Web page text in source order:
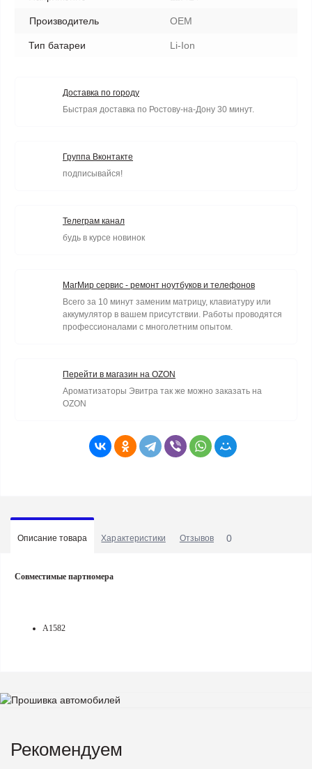
Производитель OEM
Тип батареи Li-Ion
Доставка по городу
Быстрая доставка по Ростову-на-Дону 30 минут.
Группа Вконтакте
подписывайся!
Телеграм канал
будь в курсе новинок
МагМир сервис - ремонт ноутбуков и телефонов
Всего за 10 минут заменим матрицу, клавиатуру или
аккумулятор в вашем присутствии. Работы проводятся
профессионалами с многолетним опытом.
Перейти в магазин на OZON
Ароматизаторы Эвитра так же можно заказать на
OZON
Описание товара Характеристики Отзывов 0
Совместимые партномера
A1582
Рекомендуем